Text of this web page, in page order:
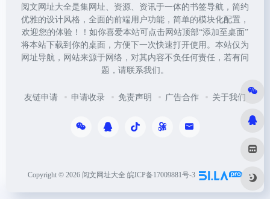
阅文网址大全是集网址、资源、资讯于一体的书签导航，简约
优雅的设计风格，全面的前端用户功能，简单的模块化配置，
欢迎您的体验！！如你喜爱本站可点击网站顶部“添加至桌面”
将本站下载到你的桌面，方便下一次快速打开使用。本站仅为
网址导航，网站来源于网络，对其内容不负任何责任，若有问
题，请联系我们。
友链申请 申请收录 免责声明 广告合作 关于我们
Copyright © 2026 阅文网址大全 皖ICP备17009881号-3